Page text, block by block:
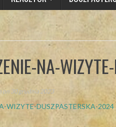
NA-
on 30 grudnia 2023
WIZYTE-DUSZPASTERSKA-2024